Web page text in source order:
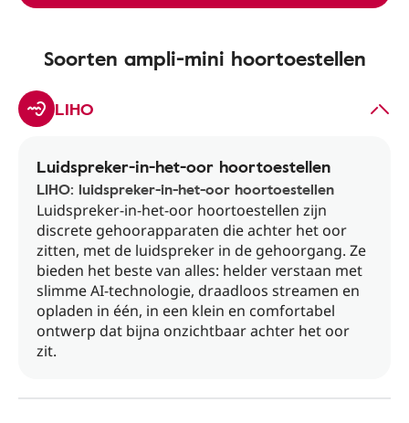
Soorten ampli-mini hoortoestellen
LIHO
Luidspreker-in-het-oor hoortoestellen
LIHO: luidspreker-in-het-oor hoortoestellen
Luidspreker-in-het-oor hoortoestellen zijn
discrete gehoorapparaten die achter het oor
zitten, met de luidspreker in de gehoorgang. Ze
bieden het beste van alles: helder verstaan met
slimme AI-technologie, draadloos streamen en
opladen in één, in een klein en comfortabel
ontwerp dat bijna onzichtbaar achter het oor
zit.